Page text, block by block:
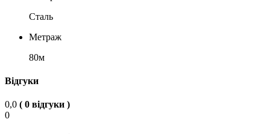
Сталь
Метраж
80м
Відгуки
0,0 ( 0 відгуки )
0